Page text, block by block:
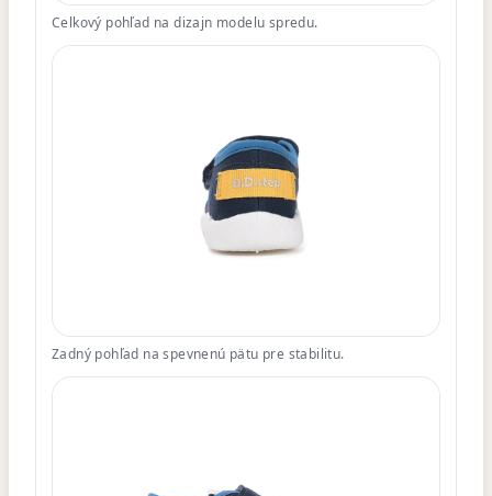
Celkový pohľad na dizajn modelu spredu.
Zadný pohľad na spevnenú pätu pre stabilitu.